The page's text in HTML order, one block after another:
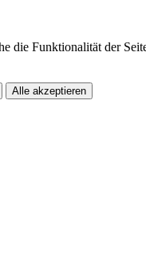
die Funktionalität der
Alle akzeptieren